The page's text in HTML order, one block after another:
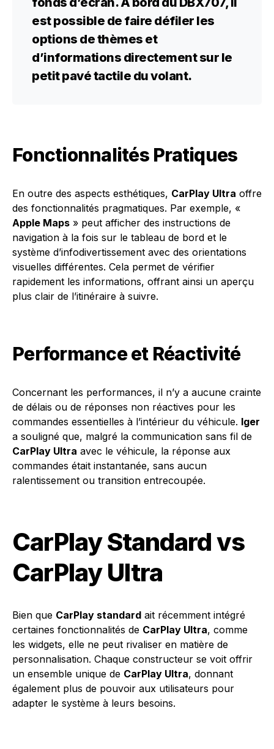
est possible de faire défiler les
options de thèmes et
d’informations directement sur le
petit pavé tactile du volant.
Fonctionnalités Pratiques
En outre des aspects esthétiques, CarPlay Ultra offre
des fonctionnalités pragmatiques. Par exemple, «
Apple Maps » peut afficher des instructions de
navigation à la fois sur le tableau de bord et le
système d’infodivertissement avec des orientations
visuelles différentes. Cela permet de vérifier
rapidement les informations, offrant ainsi un aperçu
plus clair de l’itinéraire à suivre.
Performance et Réactivité
Concernant les performances, il n’y a aucune crainte
de délais ou de réponses non réactives pour les
commandes essentielles à l’intérieur du véhicule. Iger
a souligné que, malgré la communication sans fil de
CarPlay Ultra avec le véhicule, la réponse aux
commandes était instantanée, sans aucun
ralentissement ou transition entrecoupée.
CarPlay Standard vs
CarPlay Ultra
Bien que CarPlay standard ait récemment intégré
certaines fonctionnalités de CarPlay Ultra, comme
les widgets, elle ne peut rivaliser en matière de
personnalisation. Chaque constructeur se voit offrir
un ensemble unique de CarPlay Ultra, donnant
également plus de pouvoir aux utilisateurs pour
adapter le système à leurs besoins.